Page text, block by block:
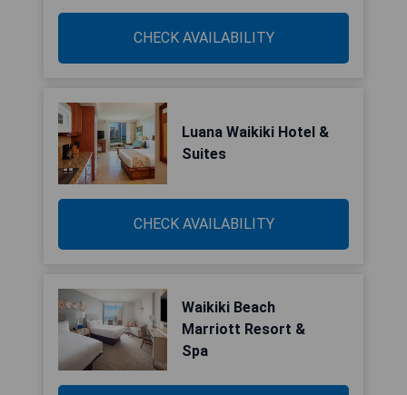
CHECK AVAILABILITY
Luana Waikiki Hotel &
Suites
CHECK AVAILABILITY
Waikiki Beach
Marriott Resort &
Spa